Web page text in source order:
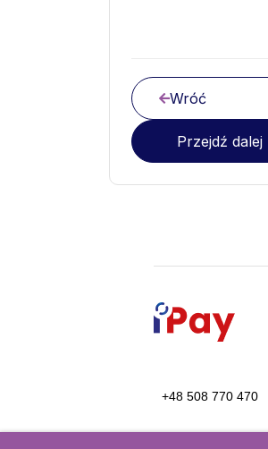
Wróć
Przejdź dalej
+48 508 770 470